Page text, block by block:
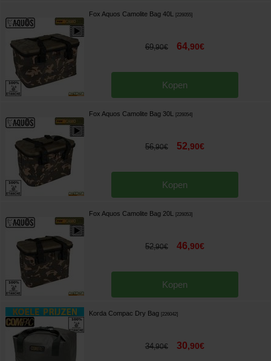
Fox Aquos Camolite Bag 40L [226055]
69,90€ 64,90€
Kopen
Fox Aquos Camolite Bag 30L [226054]
56,90€ 52,90€
Kopen
Fox Aquos Camolite Bag 20L [226053]
52,90€ 46,90€
Kopen
Korda Compac Dry Bag [226042]
34,90€ 30,90€